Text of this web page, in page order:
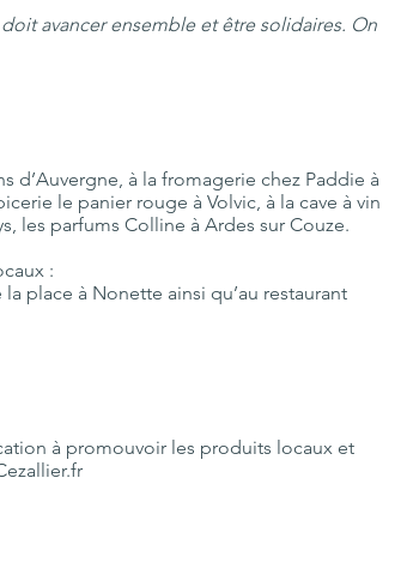
avancer ensemble et être solidaires. On
d’Auvergne, à la fromagerie chez Paddie à
le panier rouge à Volvic, à la cave à vin
les parfums Colline à Ardes sur Couze.
:
place à Nonette ainsi qu’au restaurant
à promouvoir les produits locaux et